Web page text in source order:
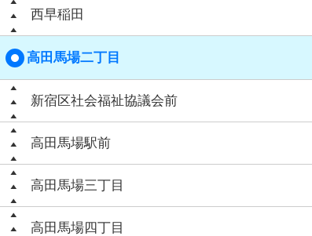
西早稲田
高田馬場二丁目
新宿区社会福祉協議会前
高田馬場駅前
高田馬場三丁目
高田馬場四丁目